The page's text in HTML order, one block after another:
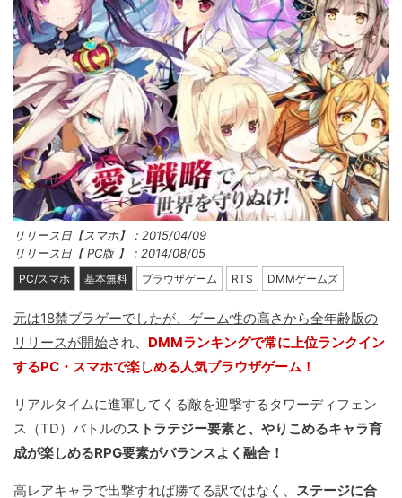
リリース日【スマホ】：2015/04/09
リリース日【 PC版 】：2014/08/05
PC/スマホ 基本無料 ブラウザゲーム RTS DMMゲームズ
元は18禁ブラゲーでしたが、ゲーム性の高さから全年齢版の
リリースが開始され、 DMMランキングで常に上位ランクイン
するPC・スマホで楽しめる人気ブラウザゲーム！
リアルタイムに進軍してくる敵を迎撃するタワーディフェン
ス（TD）バトルのストラテジー要素と、やりこめるキャラ育
成が楽しめるRPG要素がバランスよく融合！
高レアキャラで出撃すれば勝てる訳ではなく、 ステージに合